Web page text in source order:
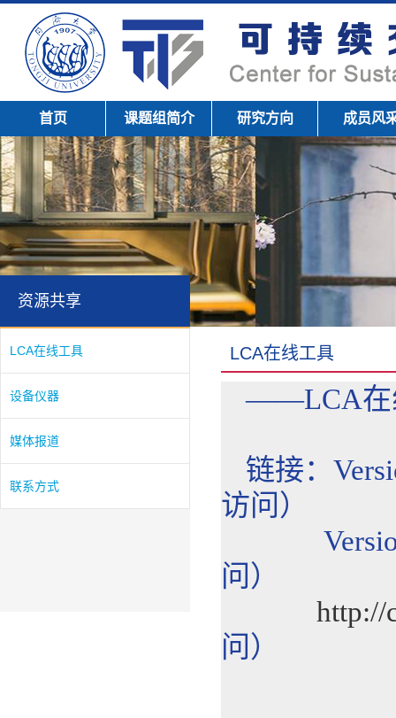
首页 课题组简介 研究方向 成员风
资源共享
LCA在线工具
设备仪器
媒体报道
联系方式
LCA在线工具
——LCA
链接：
访问）
问）
http://
问）